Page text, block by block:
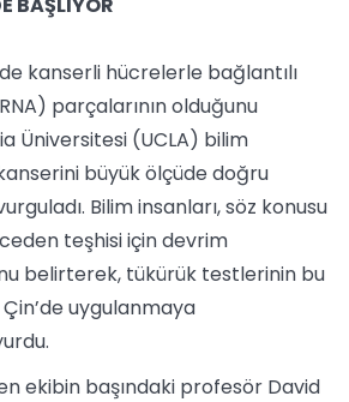
kanserli hücrelerle bağlantılı
parçalarının olduğunu
Üniversitesi (UCLA) bilim
büyük ölçüde doğru
Bilim insanları, söz konusu
teşhisi için devrim
belirterek, tükürük testlerinin bu
uygulanmaya
ekibin başındaki profesör David